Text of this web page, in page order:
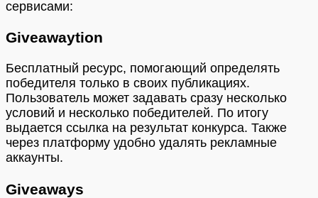
сервисами:
Giveawaytion
Бесплатный ресурс, помогающий определять
победителя только в своих публикациях.
Пользователь может задавать сразу несколько
условий и несколько победителей. По итогу
выдается ссылка на результат конкурса. Также
через платформу удобно удалять рекламные
аккаунты.
Giveaways